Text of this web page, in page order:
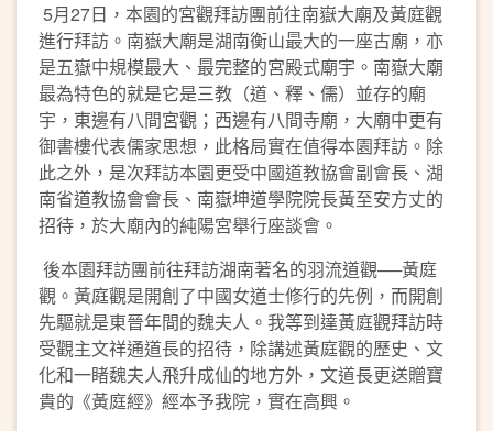
5月27日，本園的宮觀拜訪團前往南嶽大廟及黃庭觀
進行拜訪。南嶽大廟是湖南衡山最大的一座古廟，亦
是五嶽中規模最大、最完整的宮殿式廟宇。南嶽大廟
最為特色的就是它是三教（道、釋、儒）並存的廟
宇，東邊有八間宮觀；西邊有八間寺廟，大廟中更有
御書樓代表儒家思想，此格局實在值得本園拜訪。除
此之外，是次拜訪本園更受中國道教協會副會長、湖
南省道教協會會長、南嶽坤道學院院長黃至安方丈的
招待，於大廟內的純陽宮舉行座談會。
後本園拜訪團前往拜訪湖南著名的羽流道觀──黃庭
觀。黃庭觀是開創了中國女道士修行的先例，而開創
先驅就是東晉年間的魏夫人。我等到達黃庭觀拜訪時
受觀主文祥通道長的招待，除講述黃庭觀的歷史、文
化和一睹魏夫人飛升成仙的地方外，文道長更送贈寶
貴的《黃庭經》經本予我院，實在高興。